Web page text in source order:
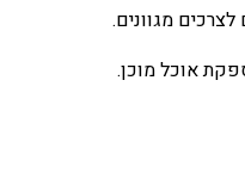
מגוונים.
אוכל מוכן.